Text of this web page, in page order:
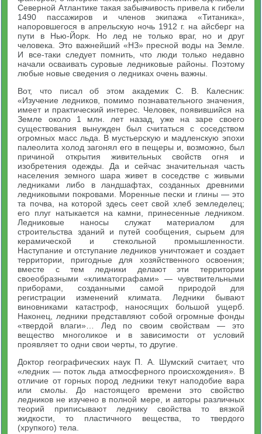
Северной Атлантике такая забывчивость привела к гибели
1490 пассажиров и членов экипажа «Титаника»,
напоровшегося в апрельскую ночь 1912 г. на айсберг на
пути в Нью-Йорк. Но лед не только враг, но и друг
человека. Это важнейший «НЗ» пресной воды на Земле.
И все-таки следует помнить, что люди только недавно
начали осваивать суровые ледниковые районы. Поэтому
любые новые сведения о ледниках очень важны.
Вот, что писал об этом академик С. В. Калесник:
«Изучение ледников, помимо познавательного значения,
имеет и практический интерес. Человек, появившийся на
Земле около 1 млн. лет назад, уже на заре своего
существования вынужден был считаться с соседством
огромных масс льда. В мустьерскую и мадленскую эпохи
палеолита холод загонял его в пещеры и, возможно, был
причиной открытия живительных свойств огня и
изобретения одежды. Да и сейчас значительная часть
населения земного шара живет в соседстве с живыми
ледниками либо в ландшафтах, созданных древними
ледниковыми покровами. Моренные пески и глины — это
та почва, на которой здесь сеет свой хлеб земледелец;
его плуг натыкается на камни, принесенные ледником.
Ледниковые наносы служат материалом для
строительства зданий и путей сообщения, сырьем для
керамической и стекольной промышленности.
Наступание и отступание ледников уничтожает и создает
территории, пригодные для хозяйственного освоения;
вместе с тем ледники делают эти территории
своеобразными «климатографами» — чувствительными
приборами, созданными самой природой для
регистрации изменений климата. Ледники бывают
виновниками катастроф, наносящих большой ущерб.
Наконец, ледники представляют собой огромные фонды
«твердой влаги»… Лед по своим свойствам — это
вещество многоликое и в зависимости от условий
проявляет то одни свои черты, то другие.
Доктор географических наук П. А. Шумский считает, что
«ледник — поток льда атмосферного происхождения». В
отличие от горных пород ледники текут наподобие вара
или смолы. До настоящего времени это свойство
ледников не изучено в полной мере, и авторы различных
теорий приписывают леднику свойства то вязкой
жидкости, то пластичного вещества, то твердого
(хрупкого) тела.